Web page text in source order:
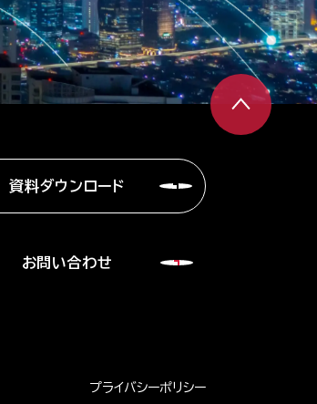
資料ダウンロード
お問い合わせ
プライバシーポリシー